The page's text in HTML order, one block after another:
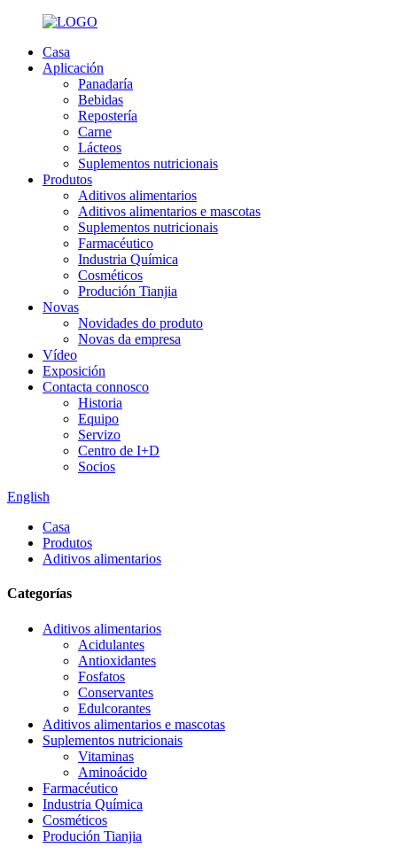
Casa
Aplicación
Panadaría
Bebidas
Repostería
Carne
Lácteos
Suplementos nutricionais
Produtos
Aditivos alimentarios
Aditivos alimentarios e mascotas
Suplementos nutricionais
Farmacéutico
Industria Química
Cosméticos
Produción Tianjia
Novas
Novidades do produto
Novas da empresa
Vídeo
Exposición
Contacta connosco
Historia
Equipo
Servizo
Centro de I+D
Socios
English
Casa
Produtos
Aditivos alimentarios
Categorías
Aditivos alimentarios
Acidulantes
Antioxidantes
Fosfatos
Conservantes
Edulcorantes
Aditivos alimentarios e mascotas
Suplementos nutricionais
Vitaminas
Aminoácido
Farmacéutico
Industria Química
Cosméticos
Produción Tianjia